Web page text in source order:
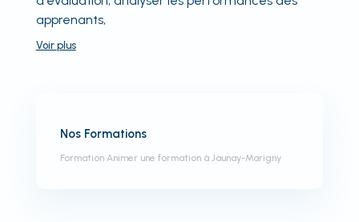
apprenants,
Voir plus
Nos Formations
Formation Animer une formation à Jaunay-Marigny